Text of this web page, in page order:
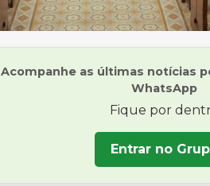
Acompanhe as últimas notícias
WhatsApp
Fique por
Entrar no